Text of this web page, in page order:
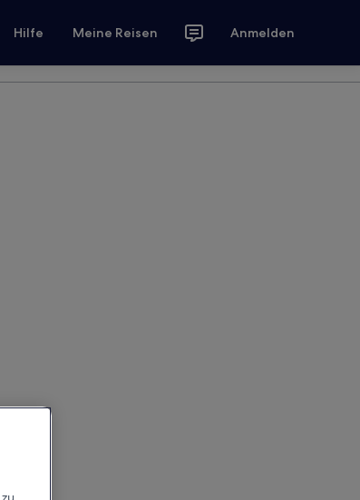
Hilfe Meine Reisen Anmelden